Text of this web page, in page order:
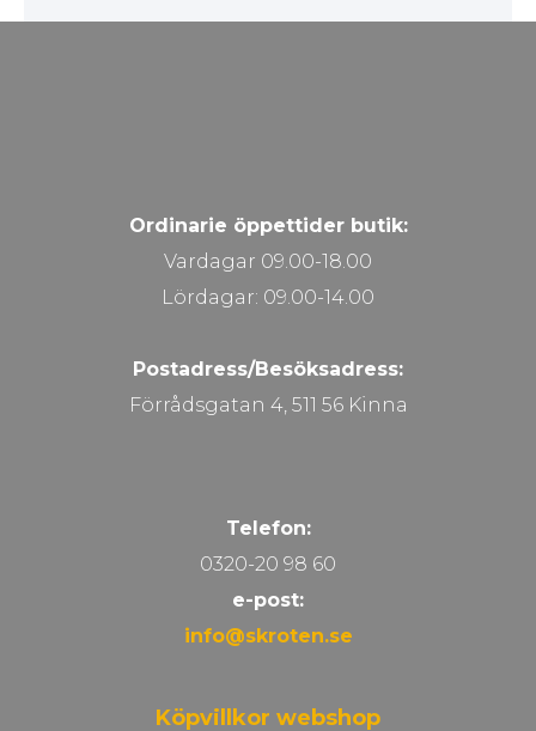
Ordinarie öppettider butik:
Vardagar 09.00-18.00
Lördagar: 09.00-14.00
Postadress/Besöksadress:
Förrådsgatan 4, 511 56 Kinna
Telefon:
0320-20 98 60
e-post:
info@skroten.se
Köpvillkor webshop